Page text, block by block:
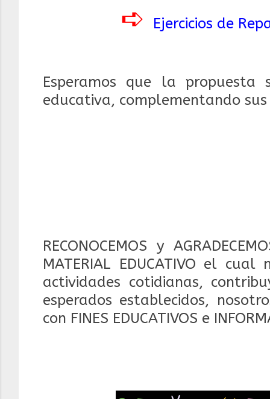
➪ Ejercicios de
Esperamos que la
educativa, complementando
RECONOCEMOS y
MATERIAL EDUCATIVO el
actividades cotidianas,
esperados establecidos,
con FINES EDUCATIVOS e